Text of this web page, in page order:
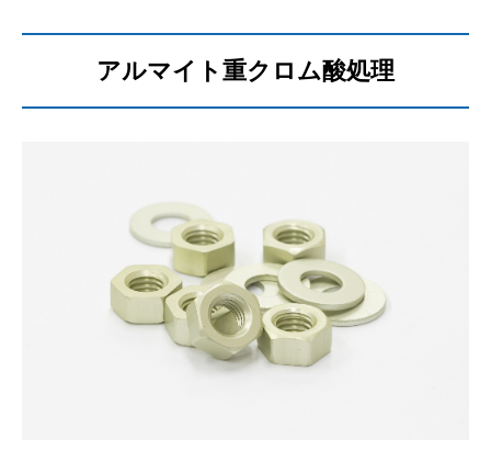
グループ企業
FUJITA GROUP
FAQ
CONTACT
プライバシーポリシー
PRIVACY POLICY
アルマイト重クロム酸処理